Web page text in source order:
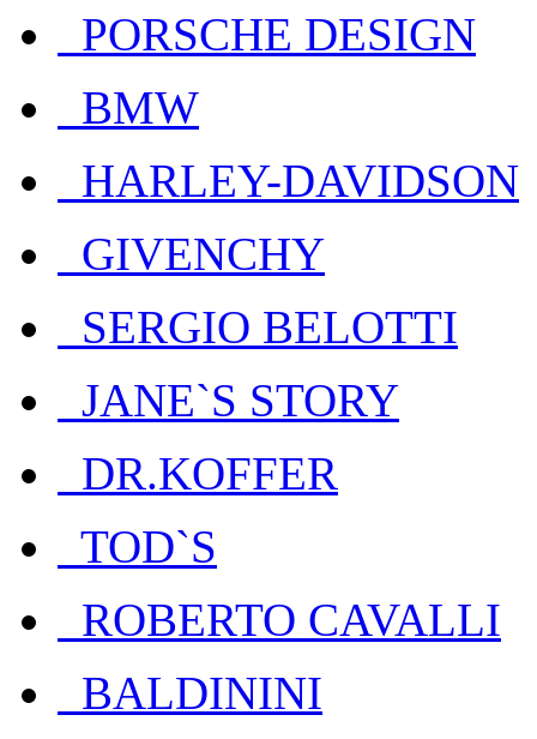
PORSCHE DESIGN
BMW
HARLEY-DAVIDSON
GIVENCHY
SERGIO BELOTTI
JANE`S STORY
DR.KOFFER
TOD`S
ROBERTO CAVALLI
BALDININI